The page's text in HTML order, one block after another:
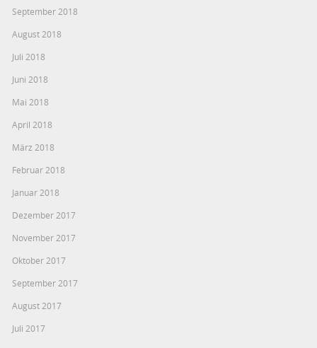
September 2018
August 2018
Juli 2018
Juni 2018
Mai 2018
April 2018
März 2018
Februar 2018
Januar 2018
Dezember 2017
November 2017
Oktober 2017
September 2017
August 2017
Juli 2017